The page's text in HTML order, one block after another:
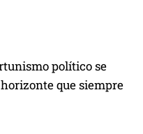
político se
que siempre